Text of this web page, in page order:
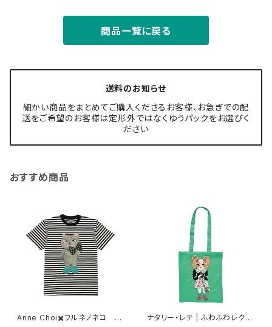
商品一覧に戻る
送料のお知らせ
細かい商品をまとめてご購入くださるお客様、お急ぎでの配
送をご希望のお客様は定形外ではなくゆうパックをお選びく
ださい
おすすめ商品
Anne Choi✖️フルネノネコ 限
ナタリー・レテ | ふわふわレクタ